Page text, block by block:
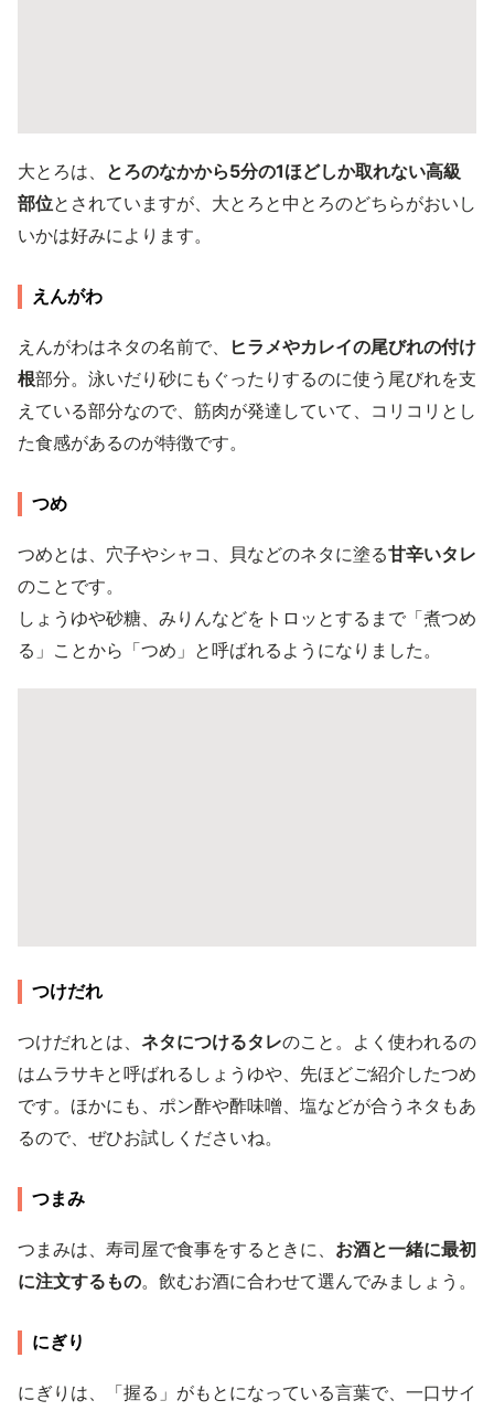
大とろは、 とろのなかから5分の1ほどしか取れない高級
部位とされていますが、大とろと中とろのどちらがおいし
いかは好みによります。
えんがわ
えんがわはネタの名前で、
ヒラメやカレイの尾びれの付け
根部分。泳いだり砂にもぐったりするのに使う尾びれを支
えている部分なので、筋肉が発達していて、コリコリとし
た食感があるのが特徴です。
つめ
つめとは、穴子やシャコ、貝などのネタに塗る甘辛いタレ
のことです。
しょうゆや砂糖、みりんなどをトロッとするまで「煮つめ
る」ことから「つめ」と呼ばれるようになりました。
つけだれ
つけだれとは、 ネタにつけるタレのこと。よく使われるの
はムラサキと呼ばれるしょうゆや、先ほどご紹介したつめ
です。ほかにも、ポン酢や酢味噌、塩などが合うネタもあ
るので、ぜひお試しくださいね。
つまみ
つまみは、寿司屋で食事をするときに、 お酒と一緒に最初
に注文するもの。飲むお酒に合わせて選んでみましょう。
にぎり
にぎりは、「握る」がもとになっている言葉で、一口サイ